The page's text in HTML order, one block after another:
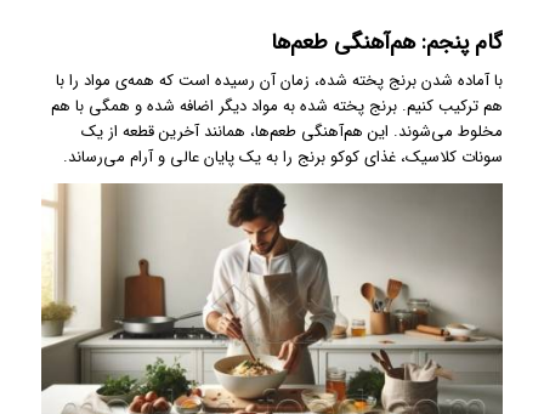
گام پنجم: هم‌آهنگی طعم‌ها
با آماده شدن برنج پخته شده، زمان آن رسیده است که همه‌ی مواد را با
هم ترکیب کنیم. برنج پخته شده به مواد دیگر اضافه شده و همگی با هم
مخلوط می‌شوند. این هم‌آهنگی طعم‌ها، همانند آخرین قطعه از یک
سونات کلاسیک، غذای کوکو برنج را به یک پایان عالی و آرام می‌رساند.